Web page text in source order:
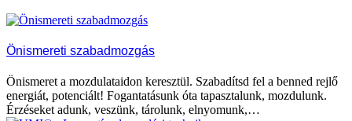
Önismereti szabadmozgás
Önismeret a mozdulataidon keresztül. Szabadítsd fel a benned rejlő
energiát, potenciált! Fogantatásunk óta tapasztalunk, mozdulunk.
Érzéseket adunk, veszünk, tárolunk, elnyomunk,…